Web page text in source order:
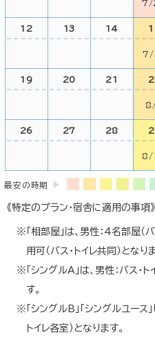
7/
12 13 14
7/
19 20 21
26 27 28
8/
最安の時期
《特定のプラン・宿舎に適用の事項》
「相部屋」は、男性：4名部屋（
用可（バス・トイレ共同）となり
「シングルA」は、男性：バス・
す。
「シングルB」「シングルユース
トイレ各室）となります。